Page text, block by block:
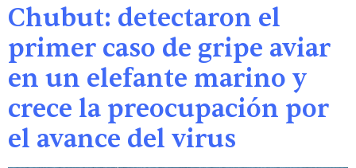
Chubut: detectaron el
primer caso de gripe aviar
en un elefante marino y
crece la preocupación por
el avance del virus